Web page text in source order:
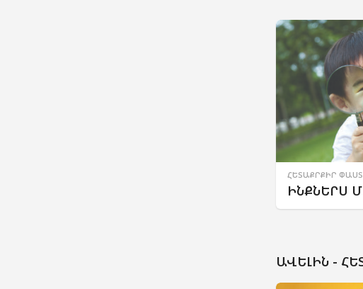
ՀԵՏԱՔՐՔԻՐ
ԻՆՔՆԵՐՍ
ԱՎԵԼԻՆ -